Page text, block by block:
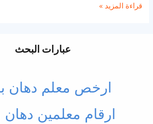
معلم
قراءة المزيد »
عبارات البحث
ارخص معلم دهان
ارقام معلمين دهان